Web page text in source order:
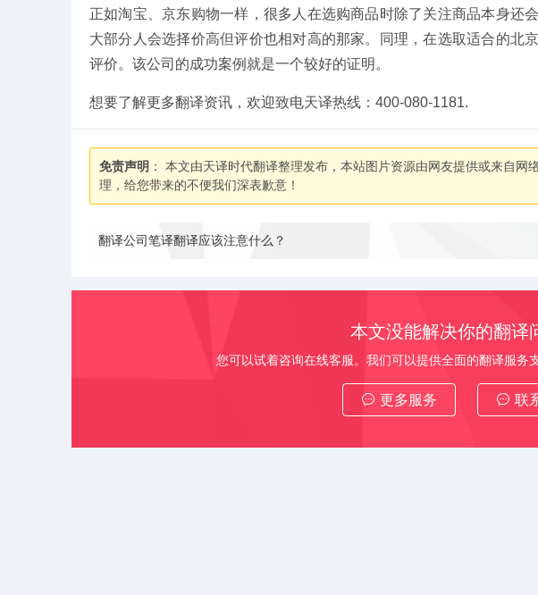
正如淘宝、京东购物一样，很多人在选购商品时除了关注商品本身还
大部分人会选择价高但评价也相对高的那家。同理，在选取适合的北
评价。该公司的成功案例就是一个较好的证明。
想要了解更多翻译资讯，欢迎致电天译热线：400-080-1181.
免责声明 ： 本文由天译时代翻译整理发布，本站图片资源由网友提供或来自
理，给您带来的不便我们深表歉意！
翻译公司笔译翻译应该注意什么？
本文没能解决你的翻译
您可以试着咨询在线客服。我们可以提供全面的翻译服务
更多服务 联